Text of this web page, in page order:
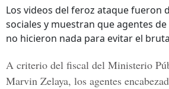
Los videos del feroz ataque fueron
sociales y muestran que agentes
no hicieron nada para evitar el
A criterio del fiscal del Ministerio
Marvin Zelaya, los agentes